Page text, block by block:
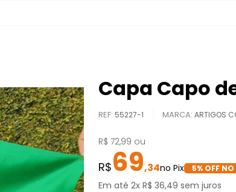
Capa Capo
REF: 55227-1 ARTIGOS
R$ 72,99 ou
69,34 5% OFF NO
Em até 2x R$ 36,49 sem juros